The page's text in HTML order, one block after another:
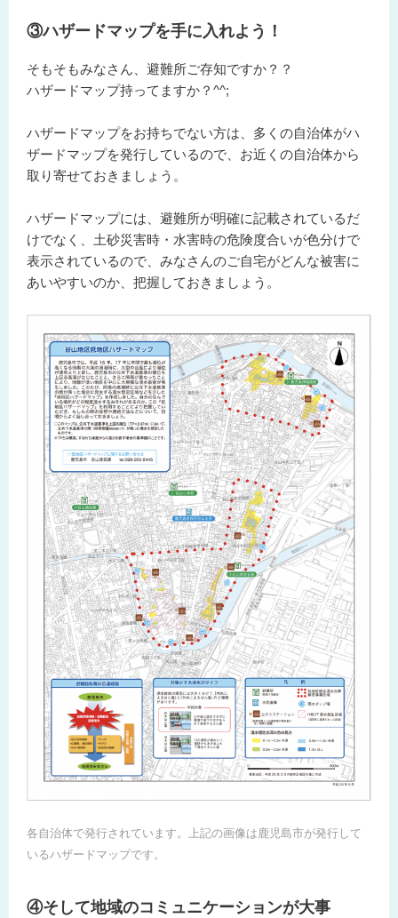
③ハザードマップを手に入れよう！
そもそもみなさん、避難所ご存知ですか？？
ハザードマップ持ってますか？^^;
ハザードマップをお持ちでない方は、多くの自治体がハ
ザードマップを発行しているので、お近くの自治体から
取り寄せておきましょう。
ハザードマップには、避難所が明確に記載されているだ
けでなく、土砂災害時・水害時の危険度合いが色分けで
表示されているので、みなさんのご自宅がどんな被害に
あいやすいのか、把握しておきましょう。
各自治体で発行されています。上記の画像は鹿児島市が発行して
いるハザードマップです。
④そして地域のコミュニケーションが大事